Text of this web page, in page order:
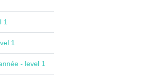
1
1
- level 1